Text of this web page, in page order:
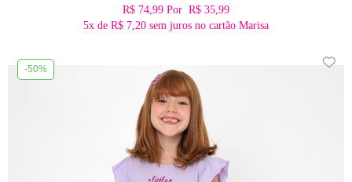
R$ 74,99 Por R$ 35,99
5x de R$ 7,20 sem juros no cartão Marisa
-50%